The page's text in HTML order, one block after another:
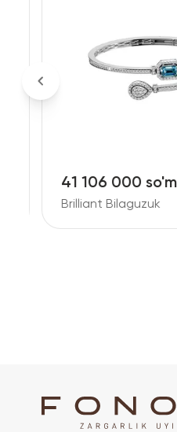
41 106 000 so'm
Brilliant Bilaguzuk